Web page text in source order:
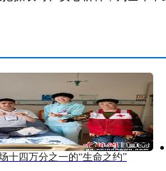
十四万分之一的“生命之约”